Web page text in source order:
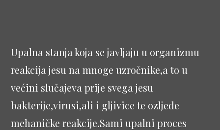
Upalna stanja koja se javljaju u organizmu
reakcija jesu na mnoge uzročnike,a to u
većini slučajeva prije svega jesu
bakterije,virusi,ali i gljivice te ozljede
mehaničke reakcije.Sami upalni proces